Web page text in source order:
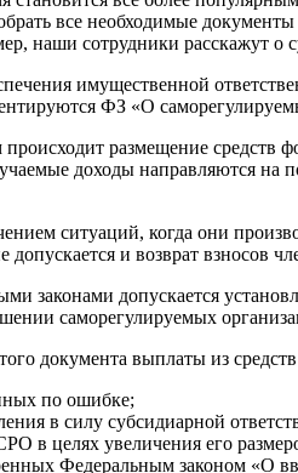
все необходимые
наши сотрудники расскажут
имущественной
ФЗ «О
размещение средств
доходы направляются на
ситуаций, когда они
допускается и возврат
законами допускается
саморегулируемых
документа выплаты из
по ошибке;
в силу субсидиарной
в целях увеличения его
Федеральным законом «О